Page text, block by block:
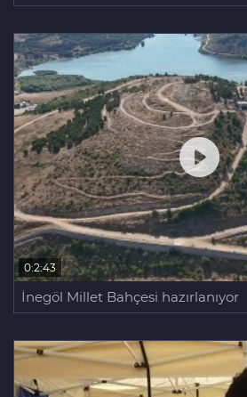
0:2:43
İnegöl Millet Bahçesi hazırlanıyor